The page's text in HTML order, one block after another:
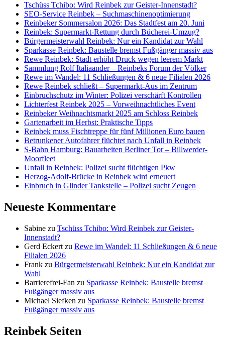
Tschüss Tchibo: Wird Reinbek zur Geister-Innenstadt?
SEO-Service Reinbek – Suchmaschinenoptimierung
Reinbeker Sommersalon 2026: Das Stadtfest am 20. Juni
Reinbek: Supermarkt-Rettung durch Bücherei-Umzug?
Bürgermeisterwahl Reinbek: Nur ein Kandidat zur Wahl
Sparkasse Reinbek: Baustelle bremst Fußgänger massiv aus
Rewe Reinbek: Stadt erhöht Druck wegen leerem Markt
Sammlung Rolf Italiaander – Reinbeks Forum der Völker
Rewe im Wandel: 11 Schließungen & 6 neue Filialen 2026
Rewe Reinbek schließt – Supermarkt-Aus im Zentrum
Einbruchschutz im Winter: Polizei verschärft Kontrollen
Lichterfest Reinbek 2025 – Vorweihnachtliches Event
Reinbeker Weihnachtsmarkt 2025 am Schloss Reinbek
Gartenarbeit im Herbst: Praktische Tipps
Reinbek muss Fischtreppe für fünf Millionen Euro bauen
Betrunkener Autofahrer flüchtet nach Unfall in Reinbek
S-Bahn Hamburg: Bauarbeiten Berliner Tor – Billwerder-
Moorfleet
Unfall in Reinbek: Polizei sucht flüchtigen Pkw
Herzog-Adolf-Brücke in Reinbek wird erneuert
Einbruch in Glinder Tankstelle – Polizei sucht Zeugen
Neueste Kommentare
Sabine zu Tschüss Tchibo: Wird Reinbek zur Geister-
Innenstadt?
Gerd Eckert zu Rewe im Wandel: 11 Schließungen & 6 neue
Filialen 2026
Frank zu Bürgermeisterwahl Reinbek: Nur ein Kandidat zur
Wahl
Barrierefrei-Fan zu Sparkasse Reinbek: Baustelle bremst
Fußgänger massiv aus
Michael Siefken zu Sparkasse Reinbek: Baustelle bremst
Fußgänger massiv aus
Reinbek Seiten